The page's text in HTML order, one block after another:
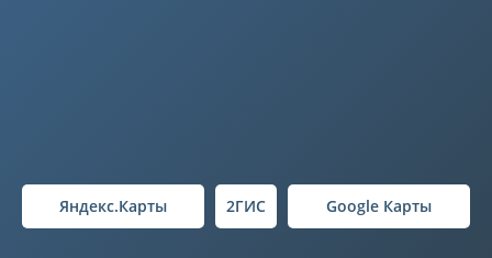
Яндекс.Карты 2ГИС Google Карты